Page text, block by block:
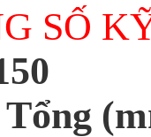
SỐ